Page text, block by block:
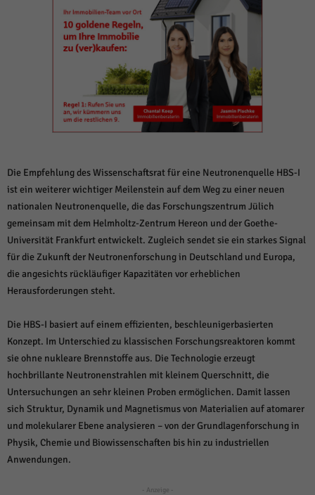
Die Empfehlung des Wissenschaftsrat für eine Neutronenquelle HBS-I
ist ein weiterer wichtiger Meilenstein auf dem Weg zu einer neuen
nationalen Neutronenquelle, die das Forschungszentrum Jülich
gemeinsam mit dem Helmholtz-Zentrum Hereon und der Goethe-
Universität Frankfurt entwickelt. Zugleich sendet sie ein starkes Signal
für die Zukunft der Neutronenforschung in Deutschland und Europa,
die angesichts rückläufiger Kapazitäten vor erheblichen
Herausforderungen steht.
Die HBS-I basiert auf einem effizienten, beschleunigerbasierten
Konzept. Im Unterschied zu klassischen Forschungsreaktoren kommt
sie ohne nukleare Brennstoffe aus. Die Technologie erzeugt
hochbrillante Neutronenstrahlen mit kleinem Querschnitt, die
Untersuchungen an sehr kleinen Proben ermöglichen. Damit lassen
sich Struktur, Dynamik und Magnetismus von Materialien auf atomarer
und molekularer Ebene analysieren – von der Grundlagenforschung in
Physik, Chemie und Biowissenschaften bis hin zu industriellen
Anwendungen.
- Anzeige -
Alle akzeptieren Speichern und weiter
Zurück
Datenschutzeinstellungen
Essenziell (1)
Essenzielle Cookies ermöglichen grundlegende Funktionen und sind für die
einwandfreie Funktion der Website erforderlich.
Statistiken (1)
Statistik Cookies erfassen Informationen anonym. Diese Informationen helfen
uns zu verstehen, wie unsere Besucher unsere Website nutzen.
Cookie-Informationen anzeigen
Marketing (1)
Marketing-Cookies werden von Drittanbietern oder Publishern verwendet,
Cookie-Informationen anzeigen
Externe Medien (6)
Inhalte von Videoplattformen und Social-Media-Plattformen werden
standardmäßig blockiert. Wenn Cookies von externen Medien akzeptiert
werden, bedarf der Zugriff auf diese Inhalte keiner manuellen Einwilligung
mehr.
Cookie-Informationen anzeigen
powered by Borlabs Cookie